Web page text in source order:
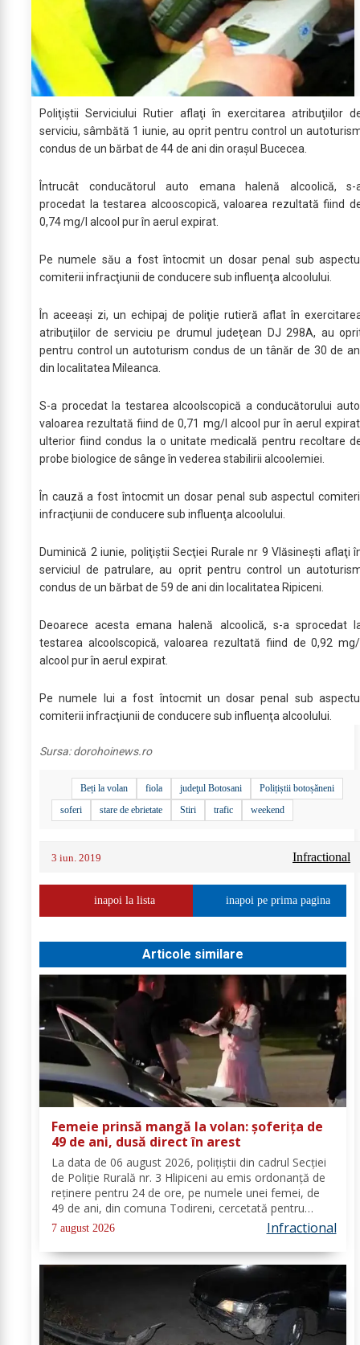
Poliţiştii Serviciului Rutier aflaţi în exercitarea atribuţiilor
serviciu, sâmbătă 1 iunie, au oprit pentru control un
condus de un bărbat de 44 de ani din oraşul Bucecea.
Întrucât conducătorul auto emana halenă alcoolică, s-
procedat la testarea alcooscopică, valoarea rezultată fiind
0,74 mg/l alcool pur în aerul expirat.
Pe numele său a fost întocmit un dosar penal sub
comiterii infracţiunii de conducere sub influenţa alcoolului.
În aceeași zi, un echipaj de poliţie rutieră aflat în
atribuţiilor de serviciu pe drumul judeţean DJ 298A, au
pentru control un autoturism condus de un tânăr de 30 de
din localitatea Mileanca.
S-a procedat la testarea alcoolscopică a conducătorului
valoarea rezultată fiind de 0,71 mg/l alcool pur în aerul
ulterior fiind condus la o unitate medicală pentru recoltare
probe biologice de sânge în vederea stabilirii alcoolemiei.
În cauză a fost întocmit un dosar penal sub aspectul
infracţiunii de conducere sub influenţa alcoolului.
Duminică 2 iunie, poliţiştii Secţiei Rurale nr 9 Vlăsineşti aflaţi
serviciul de patrulare, au oprit pentru control un
condus de un bărbat de 59 de ani din localitatea Ripiceni.
Deoarece acesta emana halenă alcoolică, s-a sprocedat
testarea alcoolscopică, valoarea rezultată fiind de 0,92
alcool pur în aerul expirat.
Pe numele lui a fost întocmit un dosar penal sub
comiterii infracţiunii de conducere sub influenţa alcoolului.
Sursa:dorohoinews.ro
Beți la volan fiola judeţul Botosani
Polițiștii botoșăneni
soferi
stare de ebrietate Stiri trafic weekend
3 iun. 2019 Infractional
inapoi la lista inapoi pe prima pagina
Articole similare
Femeie prinsă mangă la volan: șoferița de
49 de ani, dusă direct în arest
La data de 06 august 2026, polițiștii din cadrul Secției
de Poliție Rurală nr. 3 Hlipiceni au emis ordonanță de
reținere pentru 24 de ore, pe numele unei femei, de
49 de ani, din comuna Todireni, cercetată pentru
comiterea infracțiunii de conducerea unui vehicul sub
influența alcoolului. În urma...
7 august 2026 Infractional